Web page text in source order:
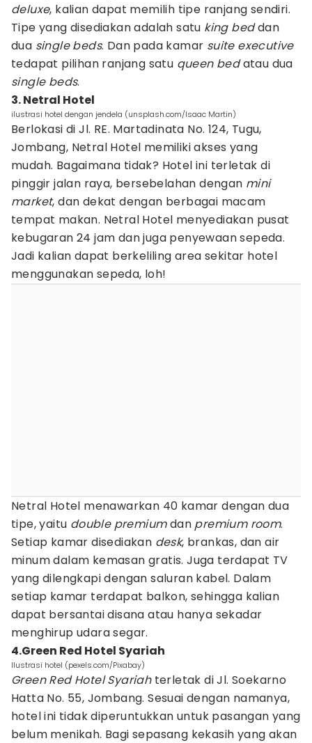
deluxe, kalian dapat memilih tipe ranjang sendiri.
Tipe yang disediakan adalah satu king beddan
dua single beds. Dan pada kamar suite executive
tedapat pilihan ranjang satu queen bedatau dua
single beds.
3. Netral Hotel
ilustrasi hotel dengan jendela (unsplash.com/Isaac Martin)
Berlokasi di Jl. RE. Martadinata No. 124, Tugu,
Jombang, Netral Hotel memiliki akses yang
mudah. Bagaimana tidak? Hotel ini terletak di
pinggir jalan raya, bersebelahan dengan mini
market, dan dekat dengan berbagai macam
tempat makan. Netral Hotel menyediakan pusat
kebugaran 24 jam dan juga penyewaan sepeda.
Jadi kalian dapat berkeliling area sekitar hotel
menggunakan sepeda, loh!
Netral Hotel menawarkan 40 kamar dengan dua
tipe, yaitu double premiumdan premium room.
Setiap kamar disediakan desk, brankas, dan air
minum dalam kemasan gratis. Juga terdapat TV
yang dilengkapi dengan saluran kabel. Dalam
setiap kamar terdapat balkon, sehingga kalian
dapat bersantai disana atau hanya sekadar
menghirup udara segar.
4.Green Red Hotel Syariah
Ilustrasi hotel (pexels.com/Pixabay)
Green Red Hotel Syariahterletak di Jl. Soekarno
Hatta No. 55, Jombang. Sesuai dengan namanya,
hotel ini tidak diperuntukkan untuk pasangan yang
belum menikah. Bagi sepasang kekasih yang akan